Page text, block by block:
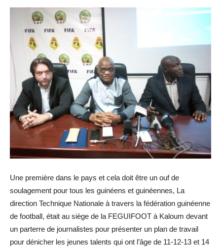
Une première dans le pays et cela doit être un ouf de
soulagement pour tous les guinéens et guinéennes, La
direction Technique Nationale à travers la fédération guinéenne
de football, était au siège de la FEGUIFOOT à Kaloum devant
un parterre de journalistes pour présenter un plan de travail
pour dénicher les jeunes talents qui ont l’âge de 11-12-13 et 14